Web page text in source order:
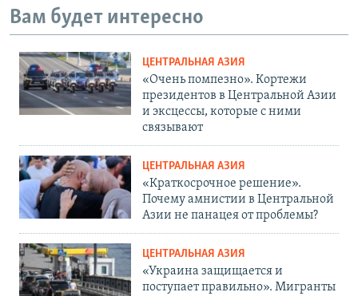
Вам будет интересно
ЦЕНТРАЛЬНАЯ АЗИЯ
«Очень помпезно». Кортежи
президентов в Центральной Азии
и эксцессы, которые с ними
связывают
ЦЕНТРАЛЬНАЯ АЗИЯ
«Краткосрочное решение».
Почему амнистии в Центральной
Азии не панацея от проблемы?
ЦЕНТРАЛЬНАЯ АЗИЯ
«Украина защищается и
поступает правильно». Мигранты